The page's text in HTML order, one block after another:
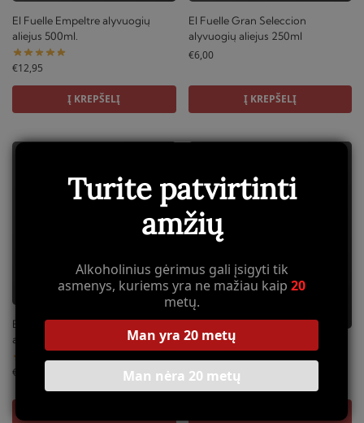
El Fuelle Empeltre alyvuogių
aliejus 500ml.
€12,95
Į KREPŠELĮ
El Fuelle Gran Seleccion
alyvuogių aliejus 250ml
€6,00
Į KREPŠELĮ
El Fuelle Gran Seleccion
alyvuogių aliejus 500ml.
€
El Fuelle nefiltruotas alyvuogių
aliejus 250ml
€6,50
Turite patvirtinti
amžių
Alkoholinius gėrimus gali įsigyti tik
asmenys, kuriems yra ne mažiau kaip20
metų.
Man yra 20 metų
Man nėra 20 metų